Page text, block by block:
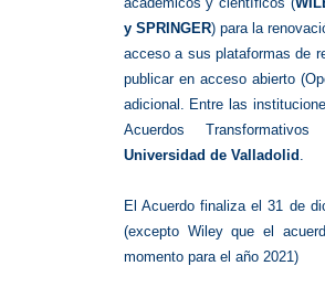
y SPRINGER) para la
acceso a sus plataformas de
publicar en acceso abierto
adicional. Entre las
Acuerdos
Universidad de Valladolid .
El Acuerdo finaliza el 31 de
(excepto Wiley que el
momento para el año 2021)